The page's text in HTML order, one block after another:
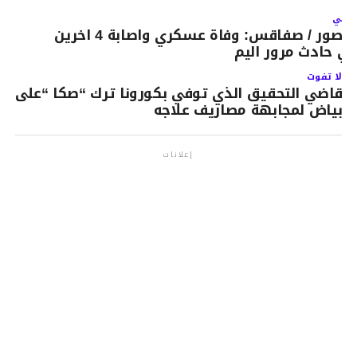
بالصور / صفاقس: وفاة عسكري واصابة 4 اخرين
حادث مرور اليم
لا تفوت
قاضي التحقيق الذي توفي بكورونا ترك “صكا “على
بياض لمجابهة مصاريف علاجه
إعلانات